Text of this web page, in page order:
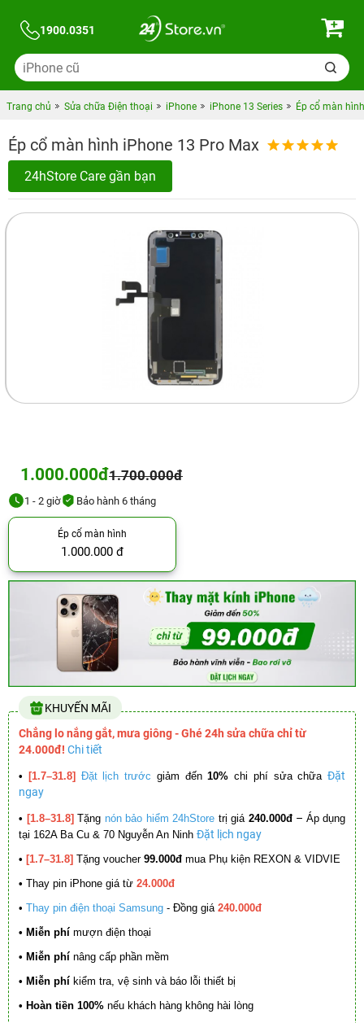
1900.0351
Trang chủ Sửa chữa Điện thoại iPhone iPhone 13 Series Ép cổ màn
Ép cổ màn hình iPhone 13 Pro Max
24hStore Care gần bạn
1.000.000đ1.700.000đ
1 - 2 giờ Bảo hành 6 tháng
Ép cổ màn hình
1.000.000 đ
KHUYẾN MÃI
Chẳng lo nắng gắt, mưa giông - Ghé 24h sửa chữa chỉ từ
24.000đ! Chi tiết
• [1.7–31.8] Đặt lịch trước giảm đến10% chi phí sửa chữa Đặt
ngay
• [1.8–31.8] Tặng nón bảo hiểm 24hStore trị giá 240.000đ – Áp dụng
tại 162A Ba Cu & 70 Nguyễn An Ninh Đặt lịch ngay
• [1.7–31.8] Tặng voucher 99.000đ mua Phụ kiện REXON & VIDVIE
• Thay pin iPhone giá từ 24.000đ
• Thay pin điện thoại Samsung - Đồng giá 240.000đ
• Miễn phí mượn điện thoại
• Miễn phí nâng cấp phần mềm
• Miễn phí kiểm tra, vệ sinh và báo lỗi thiết bị
• Hoàn tiền 100% nếu khách hàng không hài lòng